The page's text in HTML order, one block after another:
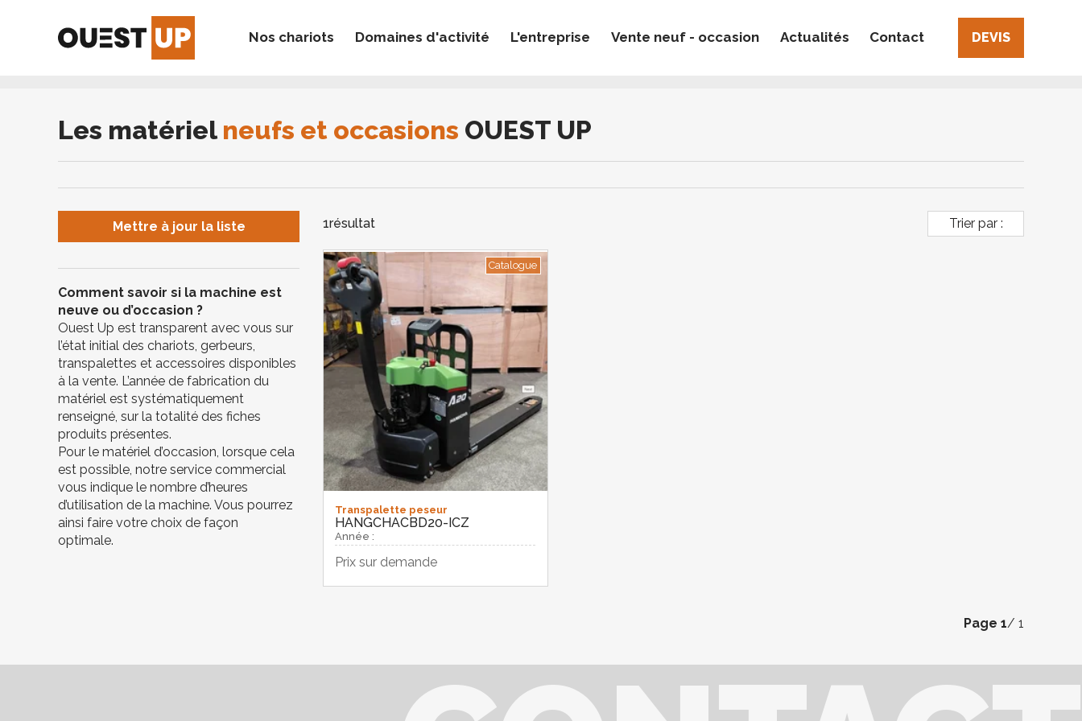
Nos chariots Domaines d'activité L'entreprise Vente neuf - occasion Actualités Contact DEVIS
Les matérielneufs et occasions OUEST UP
Mettre à jour la liste
Comment savoir si la machine est
neuve ou d’occasion ?
Ouest Up est transparent avec vous sur
l’état initial des chariots, gerbeurs,
transpalettes et accessoires disponibles
à la vente. L’année de fabrication du
matériel est systématiquement
renseigné, sur la totalité des fiches
produits présentes.
Pour le matériel d’occasion, lorsque cela
est possible, notre service commercial
vous indique le nombre d’heures
d’utilisation de la machine. Vous pourrez
ainsi faire votre choix de façon
optimale.
1résultat Trier par :
Catalogue
Transpalette peseur
HANGCHACBD20-ICZ
Année :
Prix sur demande
Page 1/ 1
Vous avez une réservation en cours